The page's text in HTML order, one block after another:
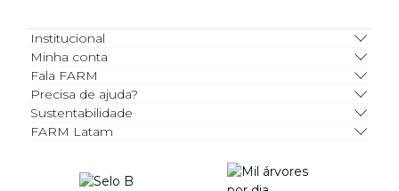
Institucional
Minha conta
Fala FARM
Precisa de ajuda?
Sustentabilidade
FARM Latam